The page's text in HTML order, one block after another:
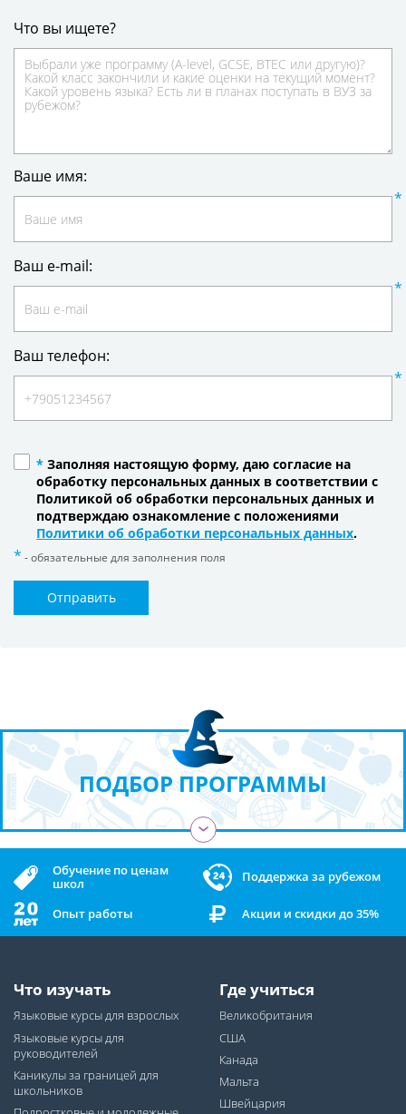
Что вы ищете?
Ваше имя:
Ваш e-mail:
Ваш телефон:
* Заполняя настоящую форму, даю согласие на
обработку персональных данных в соответствии с
Политикой об обработки персональных данных и
подтверждаю ознакомление с положениями
Политики об обработки персональных данных.
- обязательные для заполнения поля
Отправить
ПОДБОР ПРОГРАММЫ
›
Обучение по ценам
школ
Поддержка за рубежом
Опыт работы Акции и скидки до 35%
Что изучать
Языковые курсы для взрослых
Языковые курсы для
руководителей
Каникулы за границей для
школьников
Где учиться
Великобритания
США
Канада
Мальта
Швейцария